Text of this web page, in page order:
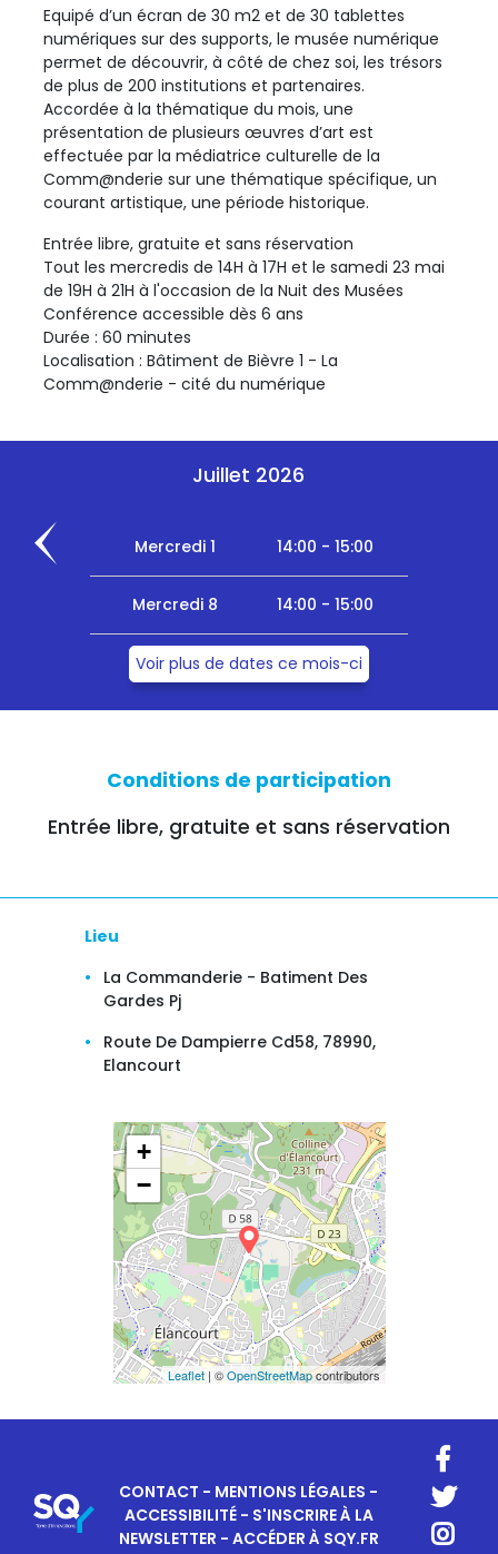
Equipé d’un écran de 30 m2 et de 30 tablettes
numériques sur des supports, le musée numérique
permet de découvrir, à côté de chez soi, les trésors
de plus de 200 institutions et partenaires.
Accordée à la thématique du mois, une
présentation de plusieurs œuvres d’art est
effectuée par la médiatrice culturelle de la
Comm@nderie sur une thématique spécifique, un
courant artistique, une période historique.
Entrée libre, gratuite et sans réservation
Tout les mercredis de 14H à 17H et le samedi 23 mai
de 19H à 21H à l'occasion de la Nuit des Musées
Conférence accessible dès 6 ans
Durée : 60 minutes
Localisation : Bâtiment de Bièvre 1 - La
Comm@nderie - cité du numérique
Juillet 2026
Mercredi 1 14:00 - 15:00
Mercredi 8 14:00 - 15:00
Voir plus de dates ce mois-ci
Conditions de participation
Entrée libre, gratuite et sans réservation
Lieu
La Commanderie - Batiment Des
Gardes Pj
Route De Dampierre Cd58, 78990,
Elancourt
+
−
Leaflet| ©OpenStreetMapcontributors
CONTACT - MENTIONS LÉGALES -
ACCESSIBILITÉ- S'INSCRIRE À LA
NEWSLETTER - ACCÉDER À SQY.FR